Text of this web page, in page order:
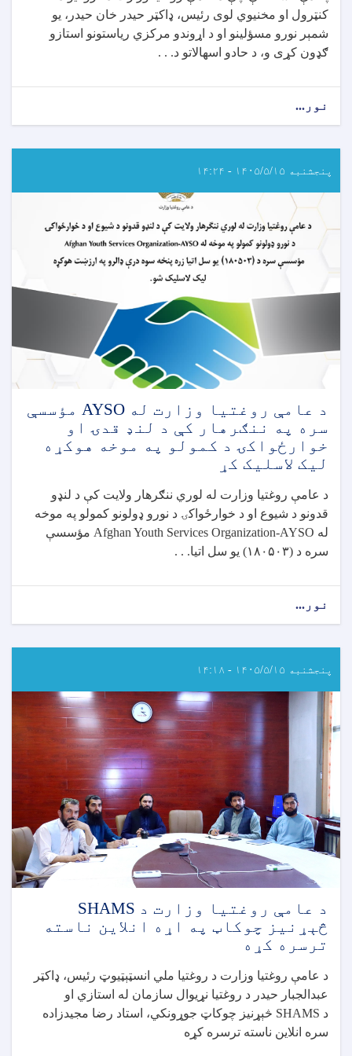
کنټرول او مخنيوي لوی رئیس، ډاکټر حيدر خان حيدر، يو
شمېر نورو مسؤلينو او د اړوندو مرکزي رياستونو استازو
ګډون کړی و، د حادو اسهالاتو د. . .
نور...
روغتيا
وزارت
لوري
د
نړيوالو
همکارو
ادارو
مؤسسو
استازو
د
ته
د
ځواب‌ویلو
نوبتي
ترسره
شوه
پنجشنبه ۱۴۰۵/۵/۱۵ - ۱۴:۲۴
د عامې روغتیا وزارت له AYSO مؤسسې
سره په ننګرهار کې د لنډ قدۍ او
خوارځواکۍ د کمولو په موخه هوکړه
لیک لاسلیک کړ
د عامې روغتیا وزارت له لوري ننګرهار ولایت کې د لنډو
قدونو د شيوع او د خوارځواکۍ د نورو ډولونو کمولو په موخه
له Afghan Youth Services Organization-AYSO مؤسسې
سره د (۱۸۰۵۰۳) یو سل اتیا. . .
نور...
روغتیا
وزارت
AYSO
مؤسسې
ننګرهار
د
لنډ
قدۍ
او
خوارځواکۍ
د
کمولو
موخه
هوکړه
لیک
کړ
پنجشنبه ۱۴۰۵/۵/۱۵ - ۱۴:۱۸
د عامې روغتیا وزارت د SHAMS
څېړنیز چوکاټ په اړه انلاین ناسته
ترسره کړه
د عامې روغتيا وزارت د روغتيا ملي انسټېټیوټ رئيس، ډاکټر
عبدالجبار حيدر د روغتيا نړيوال سازمان له استازي او
د SHAMS څېړنيز چوکاټ جوړونکي، استاد رضا مجيدزاده
سره انلاين ناسته ترسره کړه